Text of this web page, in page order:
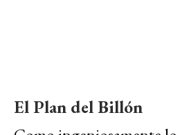
El Plan del Billón